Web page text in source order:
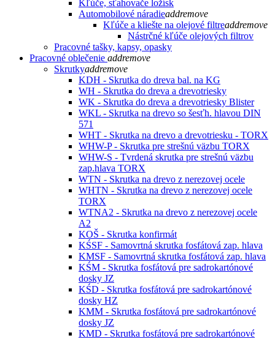
Kľúče, sťahovače ložísk
Automobilové náradieaddremove
Kľúče a kliešte na olejové filtreaddremove
Nástrčné kľúče olejových filtrov
Pracovné tašky, kapsy, opasky
Pracovné oblečenie addremove
Skrutkyaddremove
KDH - Skrutka do dreva bal. na KG
WH - Skrutka do dreva a drevotriesky
WK - Skrutka do dreva a drevotriesky Blister
WKL - Skrutka na drevo so šesťh. hlavou DIN
571
WHT - Skrutka na drevo a drevotriesku - TORX
WHW-P - Skrutka pre strešnú väzbu TORX
WHW-S - Tvrdená skrutka pre strešnú väzbu
zap.hlava TORX
WTN - Skrutka na drevo z nerezovej ocele
WHTN - Skrutka na drevo z nerezovej ocele
TORX
WTNA2 - Skrutka na drevo z nerezovej ocele
A2
KOŠ - Skrutka konfirmát
KŚSF - Samovrtná skrutka fosfátová zap. hlava
KMSF - Samovrtná skrutka fosfátová zap. hlava
KŚM - Skrutka fosfátová pre sadrokartónové
dosky JZ
KŚD - Skrutka fosfátová pre sadrokartónové
dosky HZ
KMM - Skrutka fosfátová pre sadrokartónové
dosky JZ
KMD - Skrutka fosfátová pre sadrokartónové